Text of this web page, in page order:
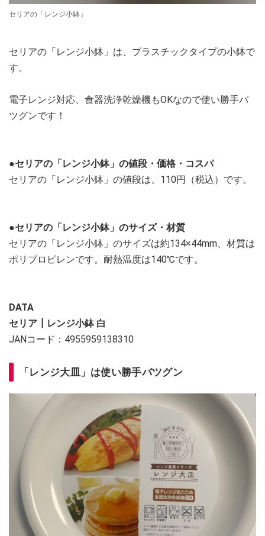
セリアの「レンジ小鉢」
セリアの「レンジ小鉢」は、プラスチックタイプの小鉢で
す。
電子レンジ対応、食器洗浄乾燥機もOKなので使い勝手バ
ツグンです！
●セリアの「レンジ小鉢」の値段・価格・コスパ
セリアの「レンジ小鉢」の値段は、110円（税込）です。
●セリアの「レンジ小鉢」のサイズ・材質
セリアの「レンジ小鉢」のサイズは約134×44mm、材質は
ポリプロピレンです。耐熱温度は140℃です。
DATA
セリア┃レンジ小鉢 白
JANコード：4955959138310
「レンジ大皿」は使い勝手バツグン